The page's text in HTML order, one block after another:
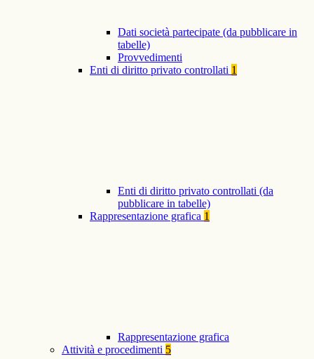
Dati società partecipate (da pubblicare in
tabelle)
Provvedimenti
Enti di diritto privato controllati 1
Enti di diritto privato controllati (da
pubblicare in tabelle)
Rappresentazione grafica 1
Rappresentazione grafica
Attività e procedimenti 5